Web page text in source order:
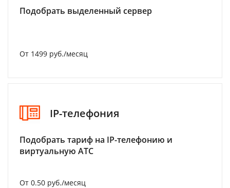
Подобрать выделенный сервер
От 1499 руб./месяц
IP-телефония
Подобрать тариф на IP-телефонию и
виртуальную АТС
От 0.50 руб./месяц